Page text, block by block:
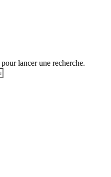
lancer une recherche.